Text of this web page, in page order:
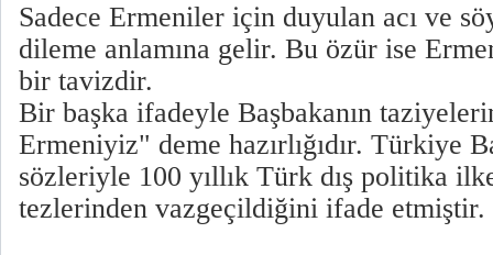
Sadece Ermeniler için duyulan acı ve
dileme anlamına gelir. Bu özür ise
bir tavizdir.
Bir başka ifadeyle Başbakanın
Ermeniyiz" deme hazırlığıdır. Türkiye
sözleriyle 100 yıllık Türk dış politika
tezlerinden vazgeçildiğini ifade etmiştir.